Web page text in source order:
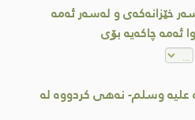
خێزانەکەى و لەسەر ئەمە
ئەمە چاکەیە بۆی
علیە وسلم- نەهی کردووە لە